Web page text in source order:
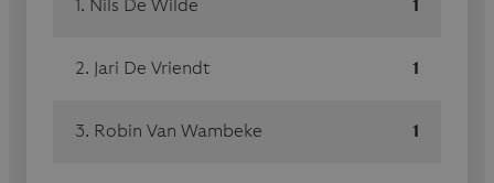
1. Nils De Wilde 1
2. Jari De Vriendt 1
3. Robin Van Wambeke 1